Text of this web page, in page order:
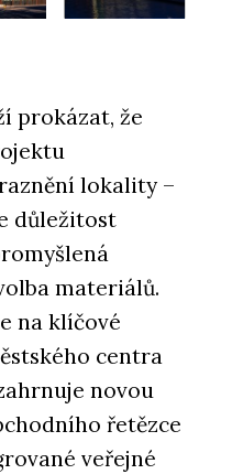
prokázat, že
lokality –
důležitost
materiálů.
na klíčové
centra
novou
řetězce
veřejné